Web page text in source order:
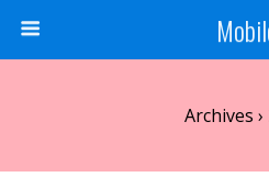
Archives